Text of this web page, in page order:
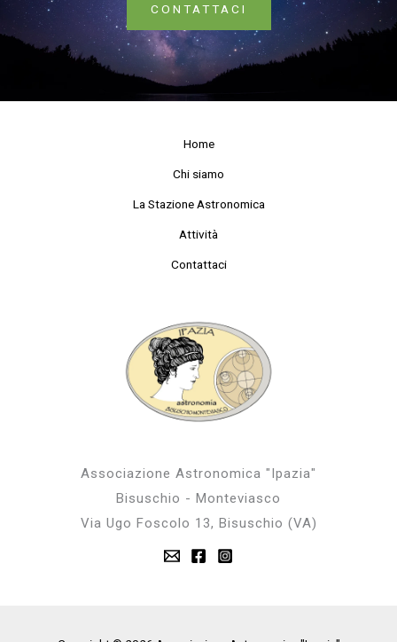
CONTATTACI
Home
Chi siamo
La Stazione Astronomica
Attività
Contattaci
Associazione Astronomica "Ipazia"
Bisuschio - Monteviasco
Via Ugo Foscolo 13, Bisuschio (VA)